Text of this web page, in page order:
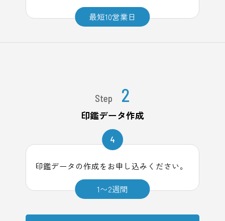
最短10営業日
Step 2
印鑑データ作成
4
印鑑データの作成をお申し込みください。
1〜2週間